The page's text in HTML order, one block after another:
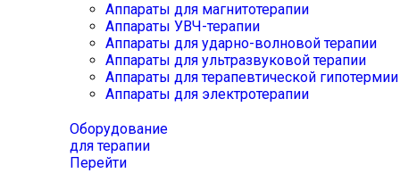
Аппараты для магнитотерапии
Аппараты УВЧ-терапии
Аппараты для ударно-волновой терапии
Аппараты для ультразвуковой терапии
Аппараты для терапевтической
Аппараты для электротерапии
Оборудование
для терапии
Перейти